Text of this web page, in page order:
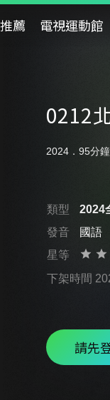
薦 電視運動館
0212
2024．95分鐘
類型
2024
發音
國語
星等
下架時間
請先